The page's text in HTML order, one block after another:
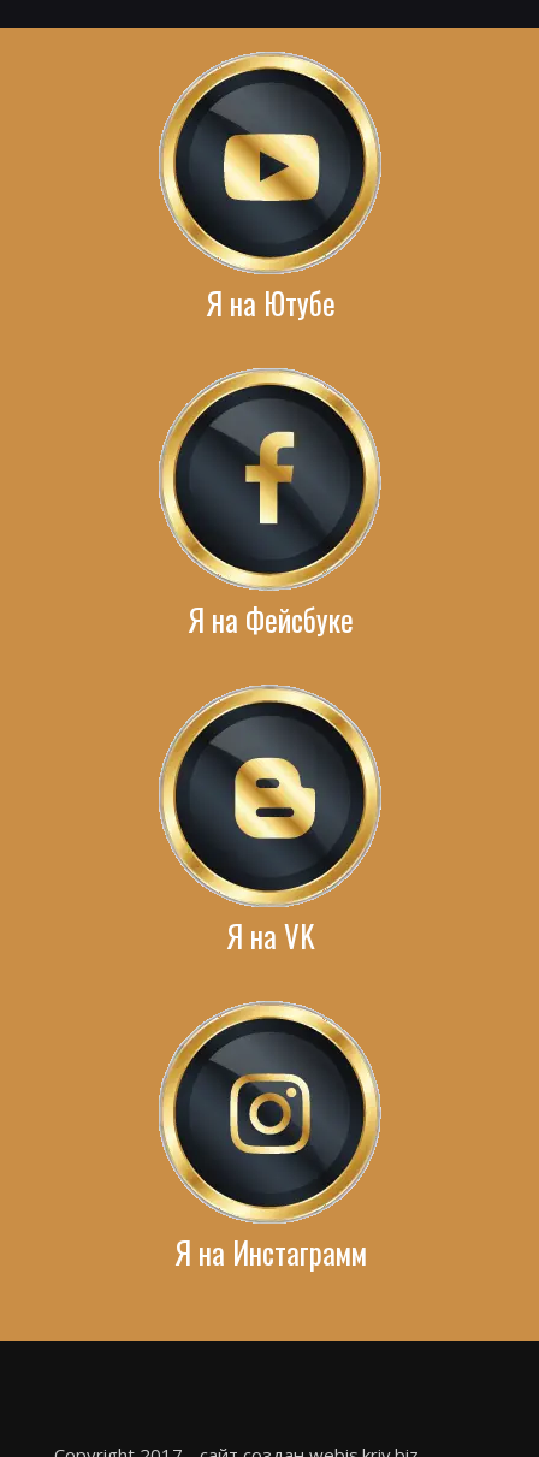
Я на Ютубе
Я на Фейсбуке
Я на VK
Я на Инстаграмм